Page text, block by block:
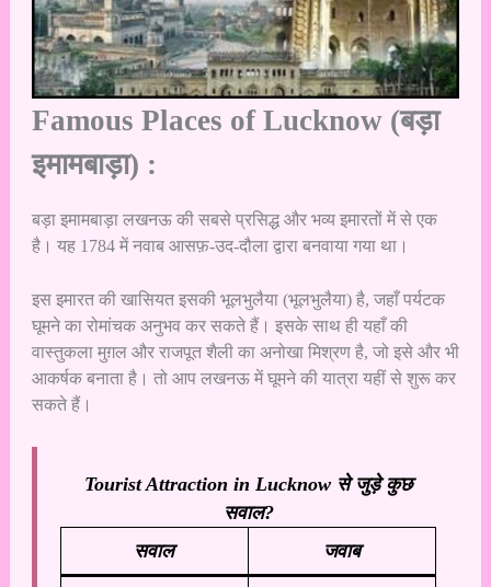
Famous Places of Lucknow (बड़ा
इमामबाड़ा) :
बड़ा इमामबाड़ा लखनऊ की सबसे प्रसिद्ध और भव्य इमारतों में से एक
है। यह 1784 में नवाब आसफ़-उद-दौला द्वारा बनवाया गया था।
इस इमारत की खासियत इसकी भूलभुलैया (भूलभुलैया) है, जहाँ पर्यटक
घूमने का रोमांचक अनुभव कर सकते हैं। इसके साथ ही यहाँ की
वास्तुकला मुग़ल और राजपूत शैली का अनोखा मिश्रण है, जो इसे और भी
आकर्षक बनाता है। तो आप लखनऊ में घूमने की यात्रा यहीं से शुरू कर
सकते हैं।
Tourist Attraction in Lucknow से जुड़े कुछ
सवाल?
सवाल
जवाब